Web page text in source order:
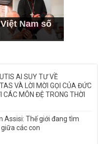
Nam số
AI SUY TƯ VỀ
VÀ LỜI MỜI GỌI CỦA ĐỨC
CÁC MÔN ĐỆ TRONG THỜI
Assisi: Thế giới đang tìm
các con